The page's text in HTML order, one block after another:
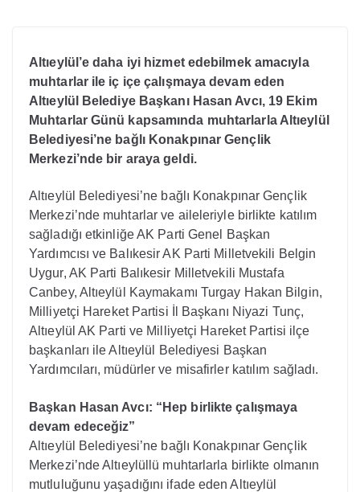
Altıeylül’e daha iyi hizmet edebilmek amacıyla
muhtarlar ile iç içe çalışmaya devam eden
Altıeylül Belediye Başkanı Hasan Avcı, 19 Ekim
Muhtarlar Günü kapsamında muhtarlarla Altıeylül
Belediyesi’ne bağlı Konakpınar Gençlik
Merkezi’nde bir araya geldi.
Altıeylül Belediyesi’ne bağlı Konakpınar Gençlik
Merkezi’nde muhtarlar ve aileleriyle birlikte katılım
sağladığı etkinliğe AK Parti Genel Başkan
Yardımcısı ve Balıkesir AK Parti Milletvekili Belgin
Uygur, AK Parti Balıkesir Milletvekili Mustafa
Canbey, Altıeylül Kaymakamı Turgay Hakan Bilgin,
Milliyetçi Hareket Partisi İl Başkanı Niyazi Tunç,
Altıeylül AK Parti ve Milliyetçi Hareket Partisi ilçe
başkanları ile Altıeylül Belediyesi Başkan
Yardımcıları, müdürler ve misafirler katılım sağladı.
Başkan Hasan Avcı: “Hep birlikte çalışmaya
devam edeceğiz”
Altıeylül Belediyesi’ne bağlı Konakpınar Gençlik
Merkezi’nde Altıeylüllü muhtarlarla birlikte olmanın
mutluluğunu yaşadığını ifade eden Altıeylül